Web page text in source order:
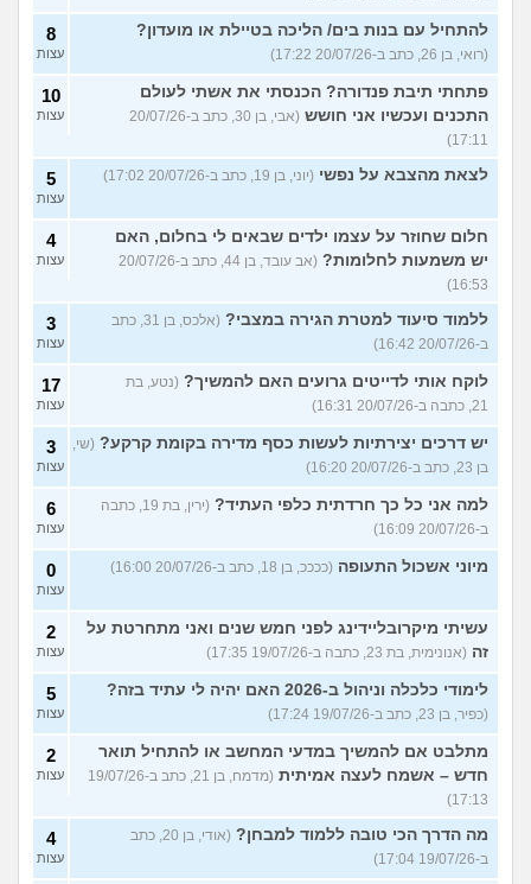
להתחיל עם בנות בים/ הליכה בטיילת או מועדון?
(רואי, בן 26, כתב ב-20/07/26 17:22)
8
עצות
פתחתי תיבת פנדורה? הכנסתי את אשתי לעולם
התכנים ועכשיו אני חושש
(אבי, בן 30, כתב ב-20/07/26
17:11)
10
עצות
לצאת מהצבא על נפשי (יוני, בן 19, כתב ב-20/07/26 17:02) 5
עצות
חלום שחוזר על עצמו ילדים שבאים לי בחלום, האם
יש משמעות לחלומות?
(אב עובד, בן 44, כתב ב-20/07/26
16:53)
4
עצות
ללמוד סיעוד למטרת הגירה במצבי?
(אלכס, בן 31, כתב
ב-20/07/26 16:42)
3
עצות
לוקח אותי לדייטים גרועים האם להמשיך? (נטע, בת
21, כתבה ב-20/07/26 16:31)
17
עצות
יש דרכים יצירתיות לעשות כסף מדירה בקומת קרקע? (שי,
בן 23, כתב ב-20/07/26 16:20)
3
עצות
למה אני כל כך חרדתית כלפי העתיד?
(ירין, בת 19, כתבה
ב-20/07/26 16:09)
6
עצות
מיוני אשכול התעופה (ככככ, בן 18, כתב ב-20/07/26 16:00) 0
עצות
עשיתי מיקרובליידינג לפני חמש שנים ואני מתחרטת על
זה (אנונימית, בת 23, כתבה ב-19/07/26 17:35)
2
עצות
לימודי כלכלה וניהול ב-2026 האם יהיה לי עתיד בזה?
(כפיר, בן 23, כתב ב-19/07/26 17:24)
5
עצות
מתלבט אם להמשיך במדעי המחשב או להתחיל תואר
חדש – אשמח לעצה אמיתית
(מדמח, בן 21, כתב ב-19/07/26
17:13)
2
עצות
מה הדרך הכי טובה ללמוד למבחן?
(אודי, בן 20, כתב
ב-19/07/26 17:04)
4
עצות